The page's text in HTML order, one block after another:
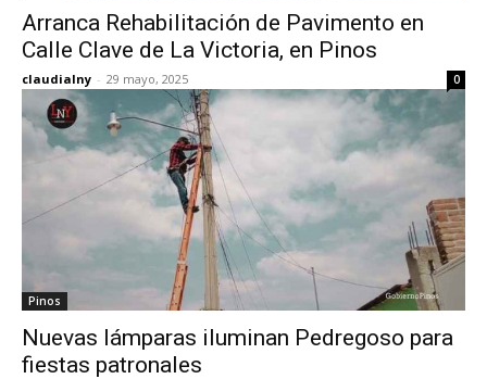
Arranca Rehabilitación de Pavimento en
Calle Clave de La Victoria, en Pinos
claudialny - 29 mayo, 2025 0
Pinos
Nuevas lámparas iluminan Pedregoso para
fiestas patronales